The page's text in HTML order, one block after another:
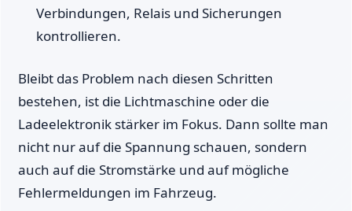
Verbindungen, Relais und Sicherungen
kontrollieren.
Bleibt das Problem nach diesen Schritten
bestehen, ist die Lichtmaschine oder die
Ladeelektronik stärker im Fokus. Dann sollte man
nicht nur auf die Spannung schauen, sondern
auch auf die Stromstärke und auf mögliche
Fehlermeldungen im Fahrzeug.